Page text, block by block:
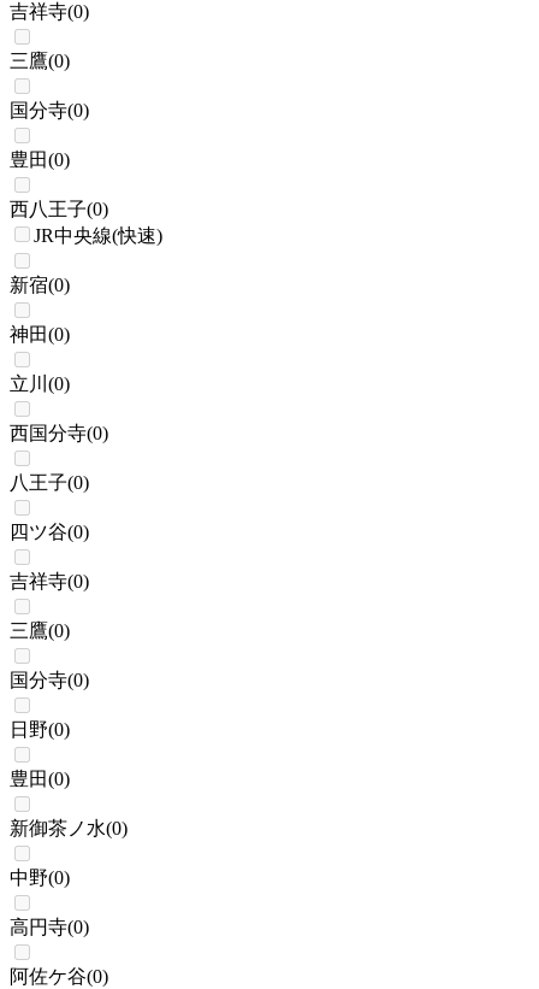
吉祥寺(0)
三鷹(0)
国分寺(0)
豊田(0)
西八王子(0)
JR中央線(快速)
新宿(0)
神田(0)
立川 (0)
西国分寺(0)
八王子(0)
四ツ谷(0)
吉祥寺(0)
三鷹(0)
国分寺(0)
日野(0)
豊田(0)
新御茶ノ水(0)
中野(0)
高円寺(0)
阿佐ケ谷(0)